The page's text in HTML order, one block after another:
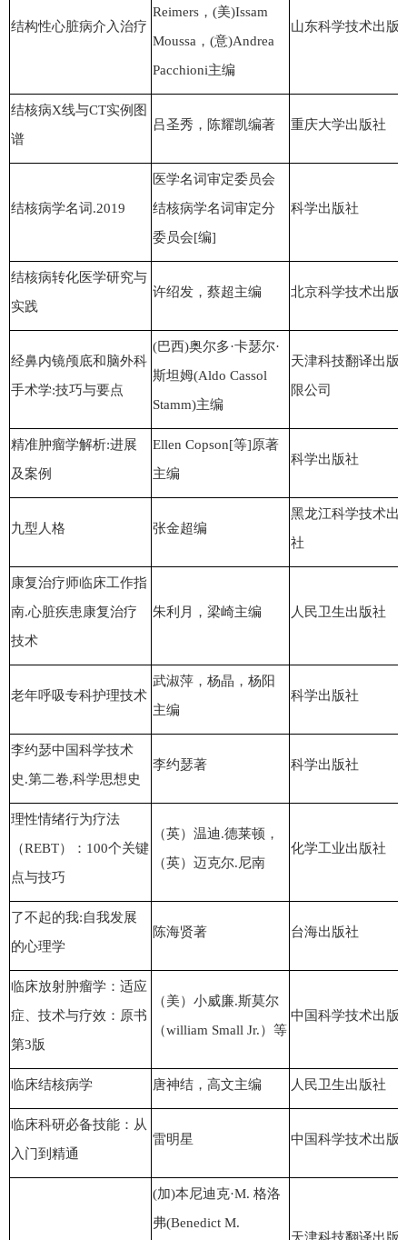
结构性心脏病介入治疗
Reimers，(美)Issam
Moussa，(意)Andrea
Pacchioni主编
山东科学技术出版
结核病X线与CT实例图
谱
吕圣秀，陈耀凯编著 重庆大学出版社
结核病学名词.2019
医学名词审定委员会
结核病学名词审定分
委员会[编]
科学出版社
结核病转化医学研究与
实践
许绍发 ，蔡超主编 北京科学技术出版
经鼻内镜颅底和脑外科
手术学:技巧与要点
(巴西)奥尔多·卡瑟尔·
斯坦姆(Aldo Cassol
Stamm)主编
天津科技翻译出版
限公司
精准肿瘤学解析:进展
及案例
Ellen Copson[等]原著
主编
科学出版社
九型人格 张金超编
黑龙江科学技术出
社
康复治疗师临床工作指
南.心脏疾患康复治疗
技术
朱利月，梁崎主编 人民卫生出版社
老年呼吸专科护理技术
武淑萍，杨晶，杨阳
主编
科学出版社
李约瑟中国科学技术
史.第二卷,科学思想史
李约瑟著 科学出版社
理性情绪行为疗法
（REBT）：100个关键
点与技巧
（英）温迪.德莱顿，
（英）迈克尔.尼南
化学工业出版社
了不起的我:自我发展
的心理学
陈海贤著 台海出版社
临床放射肿瘤学：适应
症、技术与疗效：原书
第3版
（美）小威廉.斯莫尔
（william Small Jr.）等
中国科学技术出版
临床结核病学 唐神结 ，高文主编 人民卫生出版社
临床科研必备技能：从
入门到精通
雷明星 中国科学技术出版
(加)本尼迪克·M. 格洛
弗(Benedict M.
天津科技翻译出版